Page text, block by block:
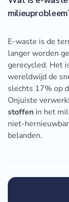
E-waste is de
langer worden
gerecycled. Het
wereldwijd de
slechts 17% op
Onjuiste
stoffen in het
niet-
belanden.